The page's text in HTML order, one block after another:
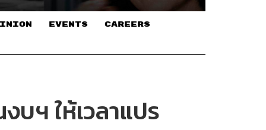
EVENTS CAREERS
ฯ ให้เวลาแปร